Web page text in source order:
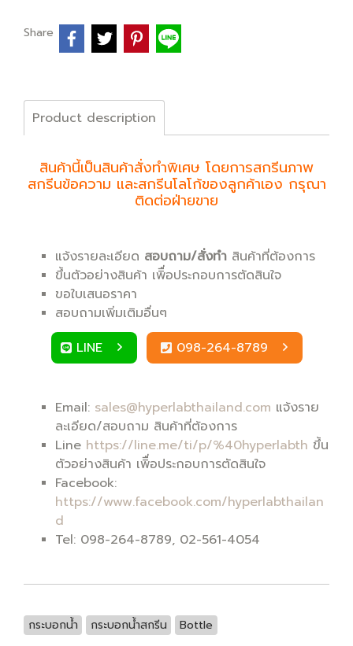
Share
Product description
สินค้านี้เป็นสินค้าสั่งทำพิเศษ โดยการสกรีนภาพ
สกรีนข้อความ และสกรีนโลโก้ของลูกค้าเอง กรุณา
ติดต่อฝ่ายขาย
แจ้งรายละเอียด สอบถาม/สั่งทำ สินค้าที่ต้องการ
ขึ้นตัวอย่างสินค้า เพิื่อประกอบการตัดสินใจ
ขอใบเสนอราคา
สอบถามเพิ่มเติมอื่นๆ
LINE
098-264-8789
Email: sales@hyperlabthailand.com แจ้งราย
ละเอียด/สอบถาม สินค้าที่ต้องการ
Line https://line.me/ti/p/%40hyperlabth ขึ้น
ตัวอย่างสินค้า เพิื่อประกอบการตัดสินใจ
Facebook:
https://www.facebook.com/hyperlabthailan
d
Tel: 098-264-8789, 02-561-4054
กระบอกน้ำ กระบอกน้ำสกรีน Bottle